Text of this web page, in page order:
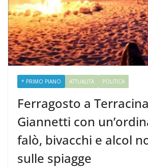
* PRIMO PIANO ATTUALITÀ POLITICA
Ferragosto a
Giannetti con
falò, bivacchi e alcol
sulle spiagge